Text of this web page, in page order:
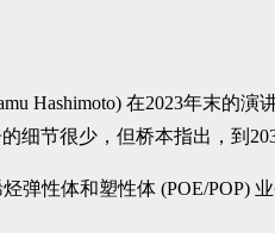
Hashimoto) 在2023年末的
细节很少，但桥本指出，到
弹性体和塑性体 (POE/POP)